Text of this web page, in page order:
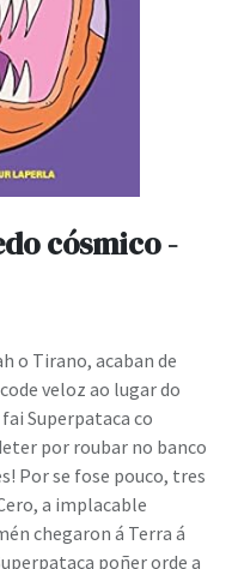
cósmico -
o Tirano, acaban de
veloz ao lugar do
Superpataca co
por roubar no banco
Por se fose pouco, tres
a implacable
chegaron á Terra á
poñer orde a